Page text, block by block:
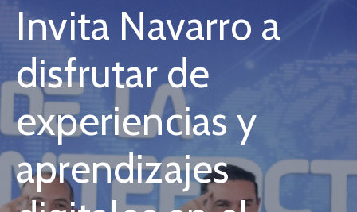
Pública
Biblioteca
Invita Navarro a
disfrutar de
experiencias y
aprendizajes